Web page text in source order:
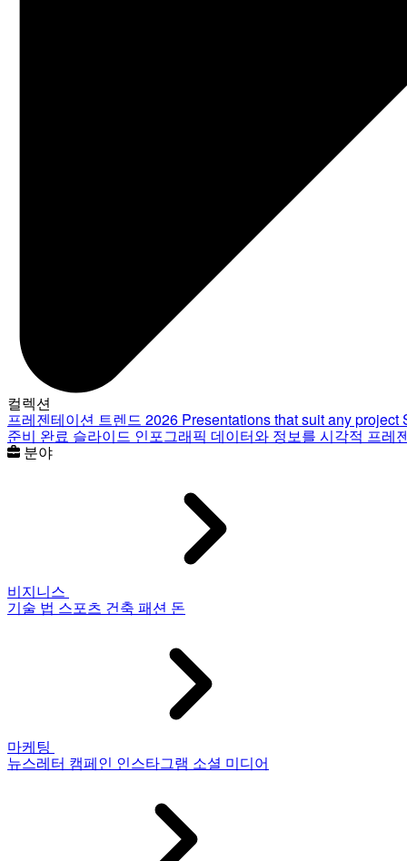
컬렉션
프레젠테이션 트렌드 2026 Presentations that suit any project
준비 완료 슬라이드 인포그래픽 데이터와 정보를 시각적 프레
분야
비지니스
기술 법 스포츠 건축 패션 돈
마케팅
뉴스레터 캠페인 인스타그램 소셜 미디어